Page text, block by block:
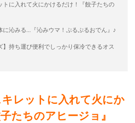
トに入れて火にかけるだけ！『餃子たちの
に沁みる…『沁みウマ！ぷるぷるおでん』♪
】持ち運び便利でしっかり保冷できるオス
レットに入れて火にか
たちのアヒージョ』